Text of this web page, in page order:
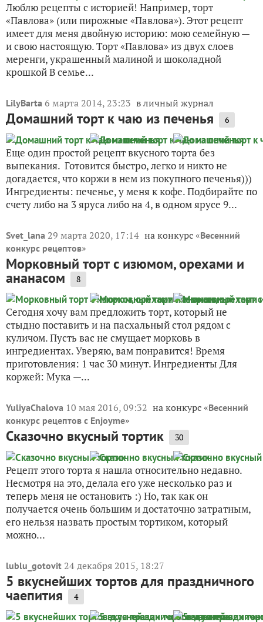
Люблю рецепты с историей! Например, торт
«Павлова» (или пирожные «Павлова»). Этот рецепт
имеет для меня двойную историю: мою семейную —
и свою настоящую. Торт «Павлова» из двух слоев
меренги, украшенный малиной и шоколадной
крошкой В семье...
LilyBarta 6 марта 2014, 23:23 в личный журнал
Домашний торт к чаю из печенья 6
Еще один простой рецепт вкусного торта без
выпекания. Готовится быстро, легко и никто не
догадается, что коржи в нем из покупного печенья)))
Ингредиенты: печенье, у меня к кофе. Подбирайте по
счету либо на 3 яруса либо на 4, в одном ярусе 9...
Svet_lana 29 марта 2020, 17:14 на конкурс «Весенний
конкурс рецептов»
Морковный торт с изюмом, орехами и
ананасом 8
Сегодня хочу вам предложить торт, который не
стыдно поставить и на пасхальный стол рядом с
куличом. Пусть вас не смущает морковь в
ингредиентах. Уверяю, вам понравится! Время
приготовления: 1 час 30 минут. Ингредиенты Для
коржей: Мука —...
YuliyaChalova 10 мая 2016, 09:32 на конкурс «Весенний
конкурс рецептов с Enjoyme»
Сказочно вкусный тортик 30
Рецепт этого торта я нашла относительно недавно.
Несмотря на это, делала его уже несколько раз и
теперь меня не остановить :) Но, так как он
получается очень большим и достаточно затратным,
его нельзя назвать простым тортиком, который
можно...
lublu_gotovit 24 декабря 2015, 18:27
5 вкуснейших тортов для праздничного
чаепития 4